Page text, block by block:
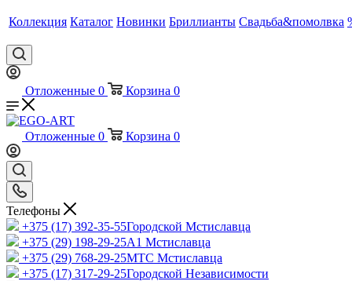
Коллекция Каталог Новинки Бриллианты Свадьба&помолвка
Отложенные 0 Корзина 0
Отложенные 0 Корзина 0
Телефоны
+375 (17) 392-35-55Городской Мстиславца
+375 (29) 198-29-25A1 Мстиславца
+375 (29) 768-29-25МТС Мстиславца
+375 (17) 317-29-25Городской Независимости